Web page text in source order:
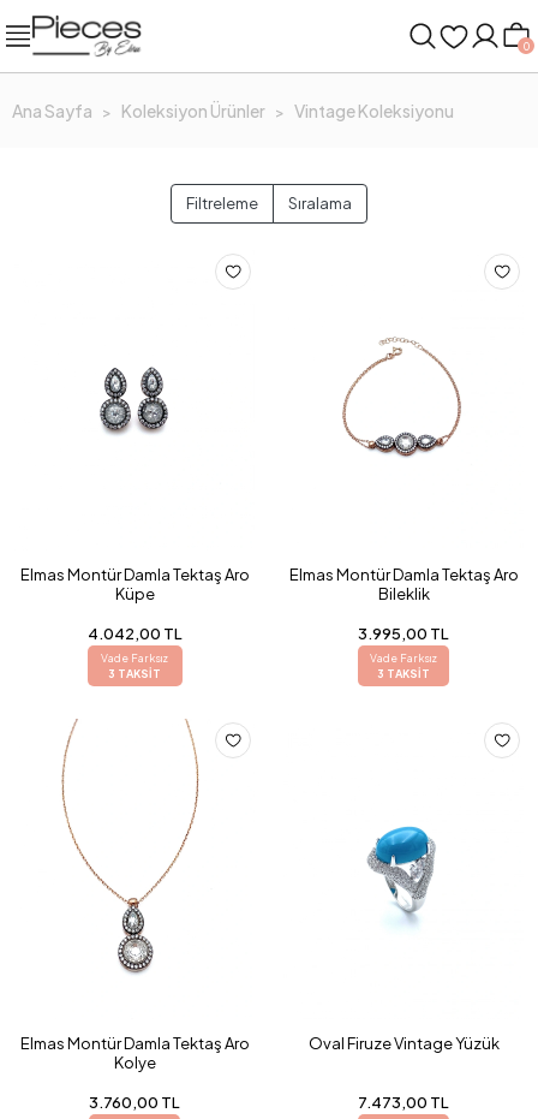
0
Ana Sayfa Koleksiyon Ürünler Vintage Koleksiyonu
Filtreleme Sıralama
Elmas Montür Damla Tektaş Aro
Küpe
4.042,00 TL
Vade Farksız
3 TAKSİT
Elmas Montür Damla Tektaş Aro
Bileklik
3.995,00 TL
Vade Farksız
3 TAKSİT
Elmas Montür Damla Tektaş Aro
Kolye
3.760,00 TL
Oval Firuze Vintage Yüzük
7.473,00 TL